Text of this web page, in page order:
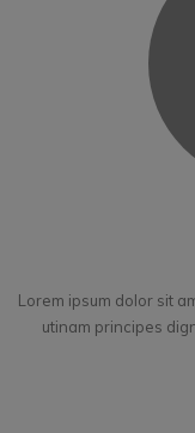
Lorem ipsum dolor sit
utinam principes